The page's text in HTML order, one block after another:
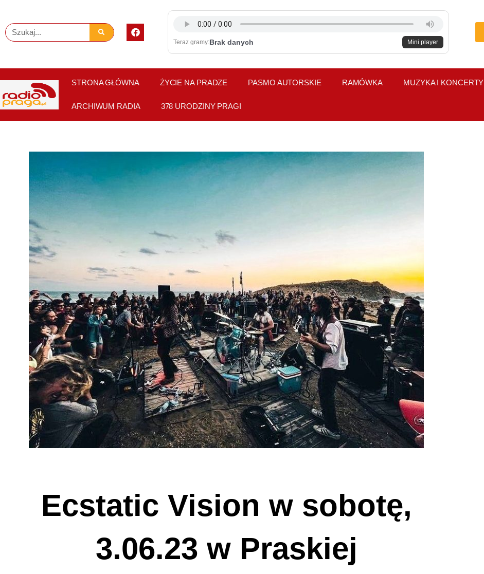
content
Szukaj
F
a
c
o
o
k
Teraz gramy:Brak danych Mini player
STRONA GŁÓWNA ŻYCIE NA PRADZE PASMO AUTORSKIE RAMÓWKA MUZYKA I KONCERTY
ARCHIWUM RADIA 378 URODZINY PRAGI
Ecstatic Vision w sobotę,
3.06.23 w Praskiej